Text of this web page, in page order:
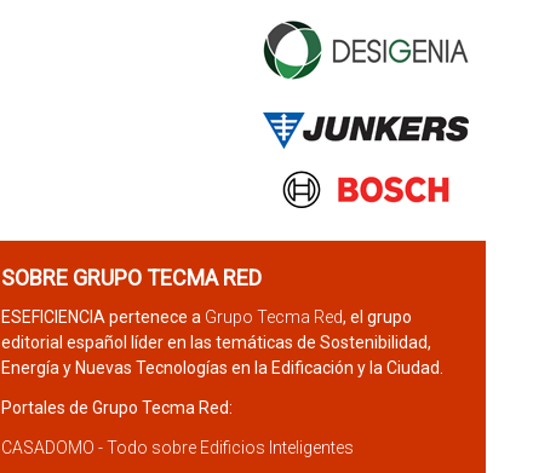
SOBRE GRUPO TECMA RED
ESEFICIENCIA pertenece a Grupo Tecma Red, el grupo
editorial español líder en las temáticas de Sostenibilidad,
Energía y Nuevas Tecnologías en la Edificación y la Ciudad.
Portales de Grupo Tecma Red:
CASADOMO - Todo sobre Edificios Inteligentes